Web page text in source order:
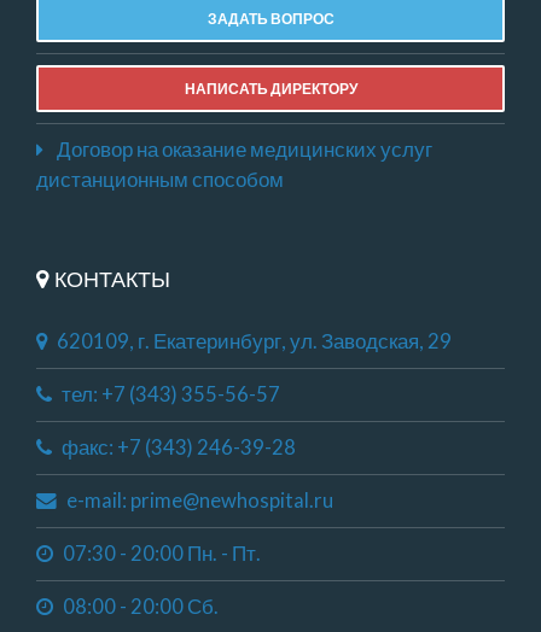
ЗАДАТЬ ВОПРОС
НАПИСАТЬ ДИРЕКТОРУ
Договор на оказание медицинских услуг
дистанционным способом
КОНТАКТЫ
620109, г. Екатеринбург, ул. Заводская, 29
тел: +7 (343) 355-56-57
факс: +7 (343) 246-39-28
e-mail: prime@newhospital.ru
07:30 - 20:00 Пн. - Пт.
08:00 - 20:00 Сб.